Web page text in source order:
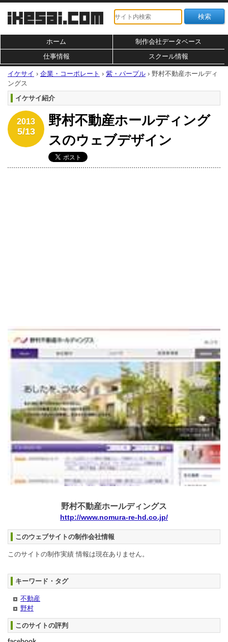
ホーム
制作会社データベース
仕事情報
スクール情報
イケサイ › 企業・コーポレート › 紫・パープル › 野村不動産ホールディ
ングス
イケサイ紹介
2013
5/13
野村不動産ホールディング
スのウェブデザイン
野村不動産ホールディングス
http://www.nomura-re-hd.co.jp/
このウェブサイトの制作会社情報
このサイトの制作実績 情報は現在ありません。
キーワード・タグ
不動産
野村
このサイトの評判